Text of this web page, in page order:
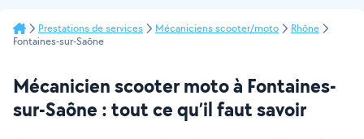
Prestations de services Mécaniciens scooter/moto
Rhône
Fontaines-sur-Saône
Mécanicien scooter moto à Fontaines-
sur-Saône : tout ce qu’il faut savoir